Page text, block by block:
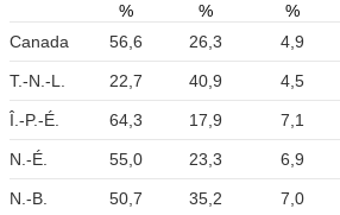
% % %
Canada
56,6 26,3 4,9
T.-N.-L. 22,7 40,9 4,5
Î.-P.-É. 64,3 17,9 7,1
N.-É. 55,0 23,3 6,9
N.-B. 50,7 35,2 7,0